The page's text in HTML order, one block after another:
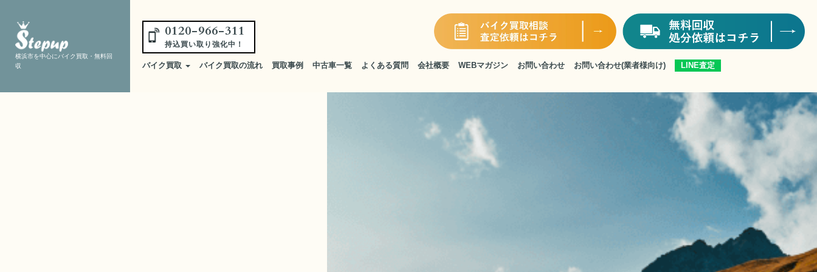
横浜市を中心にバイク買取・無料回
収
0120-966-311
持込買い取り強化中！
バイク買取 バイク買取の流れ 買取事例 中古車一覧 よくある質問 会社概要 WEBマガジン お問い合わせ お問い合わせ(業者様向け) LINE査定